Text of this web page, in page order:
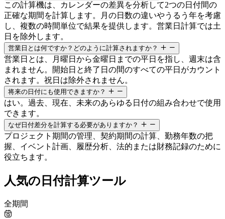
この計算機は、カレンダーの差異を分析して2つの日付間の
正確な期間を計算します。月の日数の違いやうるう年を考慮
し、複数の時間単位で結果を提供します。営業日計算では土
日を除外します。
営業日とは何ですか？どのように計算されますか？
営業日とは、月曜日から金曜日までの平日を指し、週末は含
まれません。開始日と終了日の間のすべての平日がカウント
されます。祝日は除外されません。
将来の日付にも使用できますか？
はい。過去、現在、未来のあらゆる日付の組み合わせで使用
できます。
なぜ日付差分を計算する必要がありますか？
プロジェクト期間の管理、契約期間の計算、勤務年数の把
握、イベント計画、履歴分析、法的または財務記録のために
役立ちます。
人気の日付計算ツール
全期間